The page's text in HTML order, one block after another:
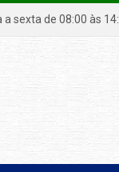
a sexta de 08:00